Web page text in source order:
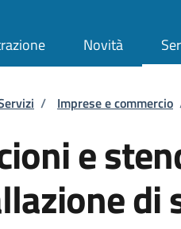
Novità
di pane
/ Imprese e commercio
e
di